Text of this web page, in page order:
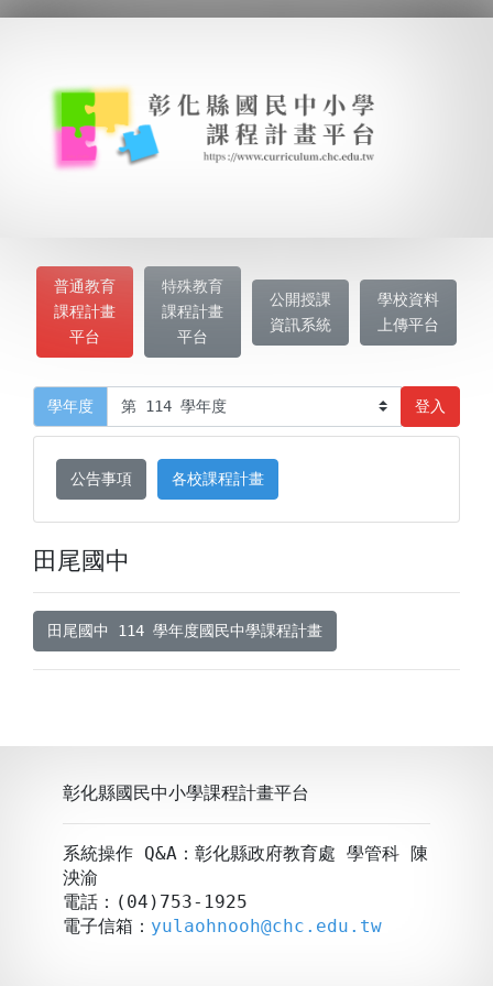
普通教育
課程計畫
平台
特殊教育
課程計畫
平台
公開授課
資訊系統
學校資料
上傳平台
學年度 登入
公告事項 各校課程計畫
田尾國中
田尾國中 114 學年度國民中學課程計畫
彰化縣國民中小學課程計畫平台
系統操作 Q&A：彰化縣政府教育處 學管科 陳
泱渝
電話：(04)753-1925
電子信箱： yulaohnooh@chc.edu.tw